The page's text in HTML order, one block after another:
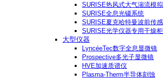
SURISE热风式大气湍流模拟
SURISE全息光镊系统
SURISE夏克哈特曼波前传感
SURISE光学仪器专用干燥柜
大型仪器
LyncéeTec数字全息显微镜
Prospective多光子显微镜
HVE加速质谱仪
Plasma-Therm半导体刻蚀